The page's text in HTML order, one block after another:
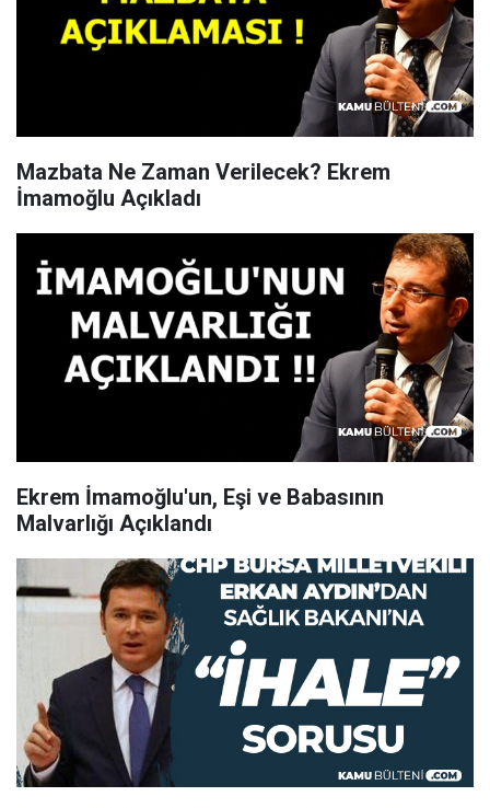
Mazbata Ne Zaman Verilecek? Ekrem
İmamoğlu Açıkladı
Ekrem İmamoğlu'un, Eşi ve Babasının
Malvarlığı Açıklandı